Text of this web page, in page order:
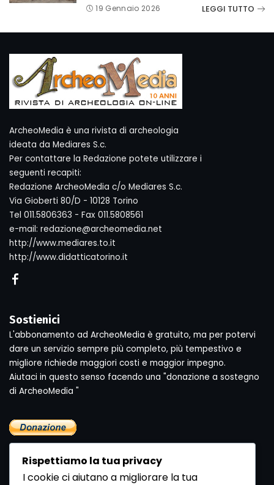
19 Gennaio 2026 LEGGI TUTTO
ArcheoMedia è una rivista di archeologia
ideata da Mediares S.c.
Per contattare la Redazione potete utilizzare i
seguenti recapiti:
Redazione ArcheoMedia c/o Mediares S.c.
Via Gioberti 80/D - 10128 Torino
Tel 011.5806363 - Fax 011.5808561
e-mail: redazione@archeomedia.net
http://www.mediares.to.it
http://www.didatticatorino.it
Sostienici
L'abbonamento ad ArcheoMedia è gratuito, ma per potervi
dare un servizio sempre più completo, più tempestivo e
migliore richiede maggiori costi e maggior impegno.
Aiutaci in questo senso facendo una "donazione a sostegno
di ArcheoMedia "
Rispettiamo la tua privacy
I cookie ci aiutano a migliorare la tua